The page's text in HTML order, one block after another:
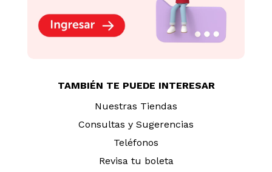
TAMBIÉN TE PUEDE INTERESAR
Nuestras Tiendas
Consultas y Sugerencias
Teléfonos
Revisa tu boleta